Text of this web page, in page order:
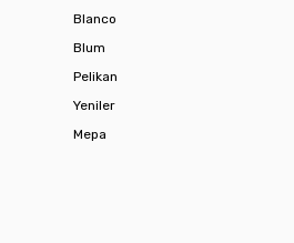
Blanco
Blum
Pelikan
Yeniler
Mepa